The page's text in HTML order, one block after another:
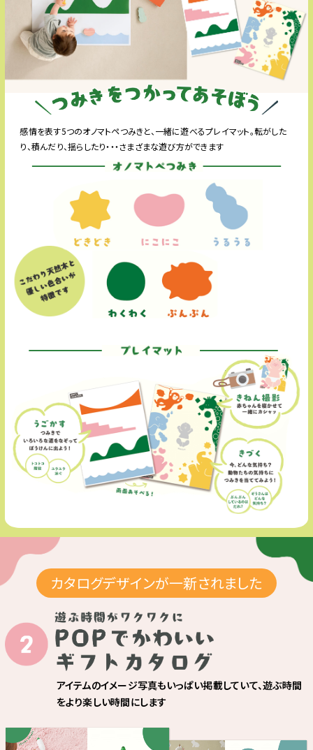
カタログギフトにプチギフト付き！
感情を表す5つのオノマトペつみきと、一緒に遊べるプレイマット。転がした
り、積んだり、揺らしたり・・・さまざまな遊び方ができます
オノマトペつみき
プレイマット
カタログデザインが一新されました
アイテムのイメージ写真もいっぱい掲載していて、遊ぶ時間
をより楽しい時間にします